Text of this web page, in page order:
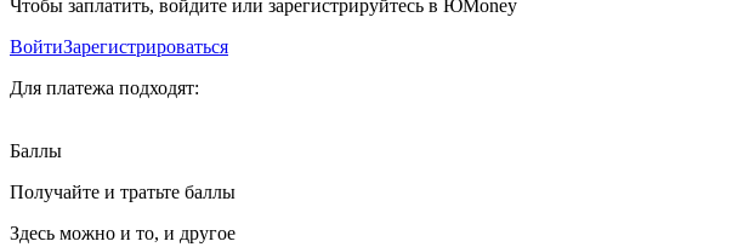
Чтобы заплатить, войдите или зарегистрируйтесь в ЮMoney
ВойтиЗарегистрироваться
Для платежа подходят:
Баллы
Получайте и тратьте баллы
Здесь можно и то, и другое